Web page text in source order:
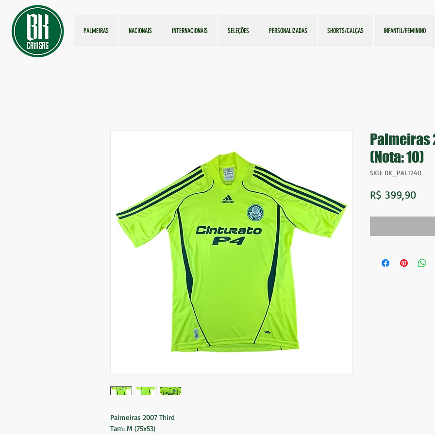
PALMEIRAS NACIONAIS INTERNACIONAIS SELEÇÕES PERSONALIZADAS SHORTS/CALÇAS INFANTIL/FEMININO
Palmeiras 2007 Third
Tam: M (75x53)
Palmeiras
(Nota: 10)
SKU: BK_PAL1240
R$ 399,90Preço